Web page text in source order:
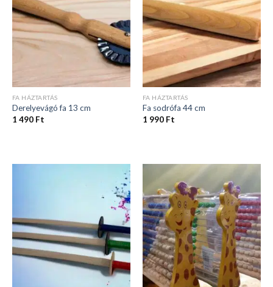
FA HÁZTARTÁS
Derelyevágó fa 13 cm
1 490 Ft
FA HÁZTARTÁS
Fa sodrófa 44 cm
1 990 Ft